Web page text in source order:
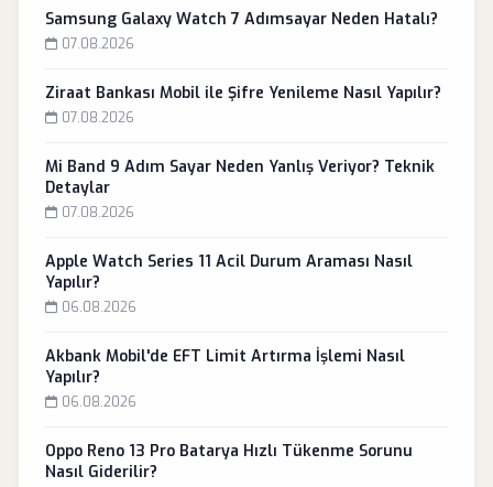
Samsung Galaxy Watch 7 Adımsayar Neden Hatalı?
07.08.2026
Ziraat Bankası Mobil ile Şifre Yenileme Nasıl Yapılır?
07.08.2026
Mi Band 9 Adım Sayar Neden Yanlış Veriyor? Teknik
Detaylar
07.08.2026
Apple Watch Series 11 Acil Durum Araması Nasıl
Yapılır?
06.08.2026
Akbank Mobil'de EFT Limit Artırma İşlemi Nasıl
Yapılır?
06.08.2026
Oppo Reno 13 Pro Batarya Hızlı Tükenme Sorunu
Nasıl Giderilir?